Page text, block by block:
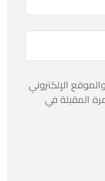
الإلكتروني
المقبلة في